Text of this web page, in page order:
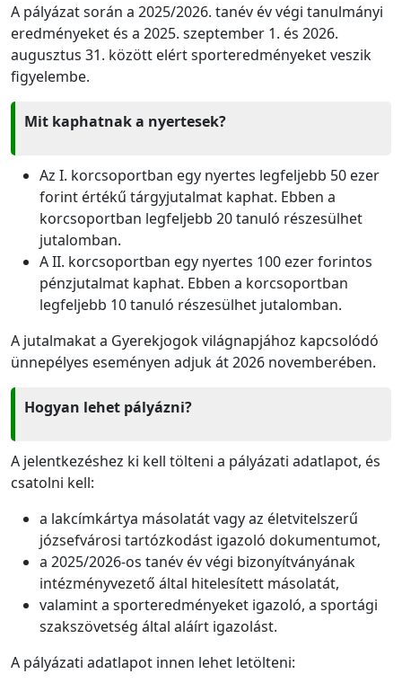
A pályázat során a 2025/2026. tanév év végi tanulmányi
eredményeket és a 2025. szeptember 1. és 2026.
augusztus 31. között elért sporteredményeket veszik
figyelembe.
Mit kaphatnak a nyertesek?
Az I. korcsoportban egy nyertes legfeljebb 50 ezer
forint értékű tárgyjutalmat kaphat. Ebben a
korcsoportban legfeljebb 20 tanuló részesülhet
jutalomban.
A II. korcsoportban egy nyertes 100 ezer forintos
pénzjutalmat kaphat. Ebben a korcsoportban
legfeljebb 10 tanuló részesülhet jutalomban.
A jutalmakat a Gyerekjogok világnapjához kapcsolódó
ünnepélyes eseményen adjuk át 2026 novemberében.
Hogyan lehet pályázni?
A jelentkezéshez ki kell tölteni a pályázati adatlapot, és
csatolni kell:
a lakcímkártya másolatát vagy az életvitelszerű
józsefvárosi tartózkodást igazoló dokumentumot,
a 2025/2026-os tanév év végi bizonyítványának
intézményvezető által hitelesített másolatát,
valamint a sporteredményeket igazoló, a sportági
szakszövetség által aláírt igazolást.
A pályázati adatlapot innen lehet letölteni: